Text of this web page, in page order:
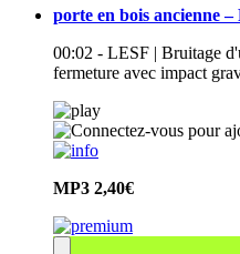
porte en bois ancienne –
00:02 - LESF | Bruitage
fermeture avec impact
MP3 2,40€